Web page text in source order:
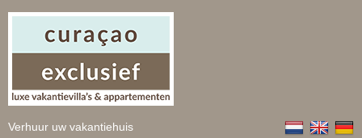
Verhuur uw vakantiehuis